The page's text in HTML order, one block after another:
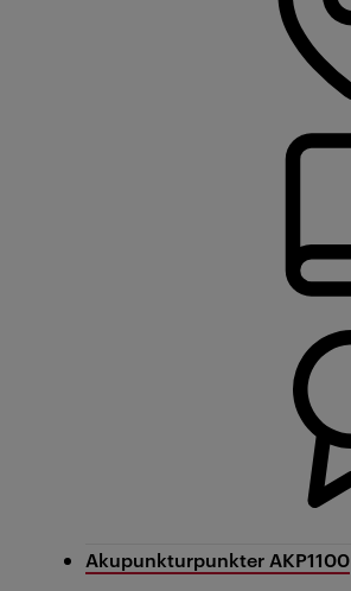
Akupunkturpunkter AKP1100